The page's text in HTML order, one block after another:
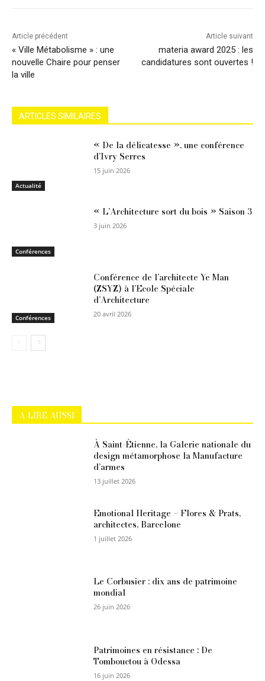
Article précédent
« Ville Métabolisme » : une
nouvelle Chaire pour penser
la ville
Article suivant
materia award 2025 : les
candidatures sont ouvertes !
ARTICLES SIMILAIRES
Actualité
« De la délicatesse », une conférence
d’Ivry Serres
15 juin 2026
Conférences
« L’Architecture sort du bois » Saison 3
3 juin 2026
Conférences
Conférence de l’architecte Ye Man
(ZSYZ) à l’Ecole Spéciale
d’Architecture
20 avril 2026
A LIRE AUSSI
À Saint-Étienne, la Galerie nationale du
design métamorphose la Manufacture
d’armes
13 juillet 2026
Emotional Heritage – Flores & Prats,
architectes, Barcelone
1 juillet 2026
Le Corbusier : dix ans de patrimoine
mondial
26 juin 2026
Patrimoines en résistance : De
Tombouctou à Odessa
16 juin 2026